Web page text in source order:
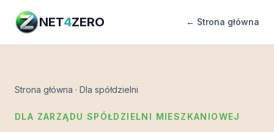
NET4ZERO ← Strona główna
Strona główna · Dla spółdzielni
DLA ZARZĄDU SPÓŁDZIELNI MIESZKANIOWEJ